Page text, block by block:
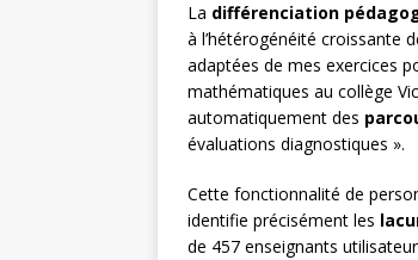
La différenciation
à l’hétérogénéité croissante
adaptées de mes exercices
mathématiques au collège
automatiquement des
évaluations diagnostiques ».
Cette fonctionnalité de
identifie précisément les
de 457 enseignants